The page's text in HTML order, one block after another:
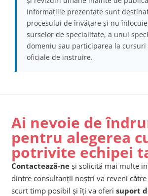
Informațiile prezentate sunt
procesului de învățare și nu
surselor de specialitate, a unui
domeniu sau participarea la cursuri
oficiale de instruire.
Ai nevoie de
pentru alegerea
potrivite echipei
Contactează-ne și solicită mai multe
dintre consultanții noștri va reveni
scurt timp posibil și îți va oferi suport